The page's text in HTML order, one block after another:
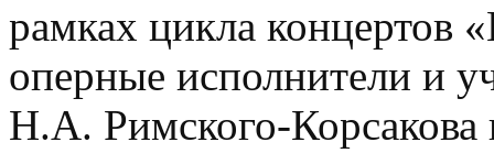
рамках цикла концертов
оперные исполнители и
Н.А. Римского-Корсакова